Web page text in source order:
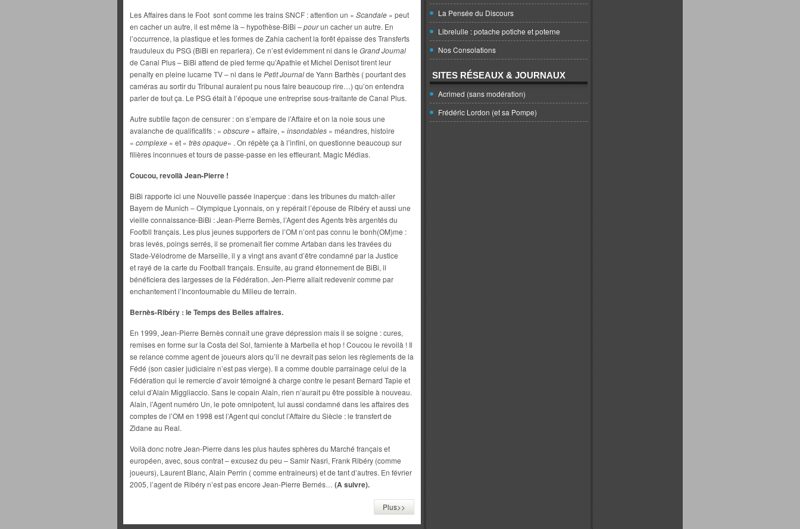
Les Affaires dans le Foot sont comme les trains SNCF : attention un « Scandale » peut
en cacher un autre, il est même là – hypothèse-BiBi –pourun cacher un autre. En
l’occurrence, la plastique et les formes de Zahia cachent la forêt épaisse des Transferts
frauduleux du PSG (BiBi en reparlera). Ce n’est évidemment ni dans le Grand Journal
de Canal Plus – BiBi attend de pied ferme qu’Apathie et Michel Denisot tirent leur
penalty en pleine lucarne TV – ni dans le Petit Journalde Yann Barthès ( pourtant des
caméras au sortir du Tribunal auraient pu nous faire beaucoup rire…) qu’on entendra
parler de tout ça. Le PSG était à l’époque une entreprise sous-traitante de Canal Plus.
Autre subtile façon de censurer : on s’empare de l’Affaire et on la noie sous une
avalanche de qualificatifs : « obscure » affaire, « insondables » méandres, histoire
« complexe » et « très opaque« . On répète ça à l’infini, on questionne beaucoup sur
filières inconnues et tours de passe-passe en les effleurant. Magic Médias.
Coucou, revoilà Jean-Pierre !
BiBi rapporte ici une Nouvelle passée inaperçue : dans les tribunes du match-aller
Bayern de Munich – Olympique Lyonnais, on y repérait l’épouse de Ribéry et aussi une
vieille connaissance-BiBi : Jean-Pierre Bernès, l’Agent des Agents très argentés du
Footbll français. Les plus jeunes supporters de l’OM n’ont pas connu le bonh(OM)me :
bras levés, poings serrés, il se promenait fier comme Artaban dans les travées du
Stade-Vélodrome de Marseille, il y a vingt ans avant d’être condamné par la Justice
et rayé de la carte du Football français. Ensuite, au grand étonnement de BiBi, il
bénéficiera des largesses de la Fédération. Jen-Pierre allait redevenir comme par
enchantement l’Incontournable du Milieu de terrain.
Bernès-Ribéry : le Temps des Belles affaires.
En 1999, Jean-Pierre Bernès connaît une grave dépression mais il se soigne : cures,
remises en forme sur la Costa del Sol, farniente à Marbella et hop ! Coucou le revoilà ! Il
se relance comme agent de joueurs alors qu’il ne devrait pas selon les règlements de la
Fédé (son casier judiciaire n’est pas vierge). Il a comme double parrainage celui de la
Fédération qui le remercie d’avoir témoigné à charge contre le pesant Bernard Tapie et
celui d’Alain Miggliaccio. Sans le copain Alain, rien n’aurait pu être possible à nouveau.
Alain, l’Agent numéro Un, le pote omnipotent, lui aussi condamné dans les affaires des
comptes de l’OM en 1998 est l’Agent qui conclut l’Affaire du Siècle : le transfert de
Zidane au Real.
Voilà donc notre Jean-Pierre dans les plus hautes sphères du Marché français et
européen, avec, sous contrat – excusez du peu – Samir Nasri, Frank Ribéry (comme
joueurs), Laurent Blanc, Alain Perrin ( comme entraineurs) et de tant d’autres. En février
2005, l’agent de Ribéry n’est pas encore Jean-Pierre Bernés… (A suivre).
Plus>>
La Pensée du Discours
Librelulle : potache potiche et poterne
Nos Consolations
SITES RÉSEAUX & JOURNAUX
Acrimed (sans modération)
Frédéric Lordon (et sa Pompe)